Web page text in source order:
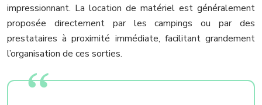
impressionnant. La location de matériel est généralement
proposée directement par les campings ou par des
prestataires à proximité immédiate, facilitant grandement
l’organisation de ces sorties.